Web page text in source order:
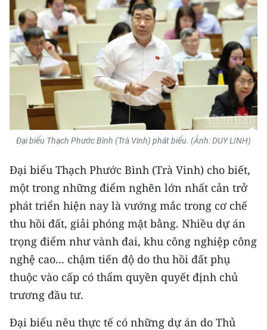
Đại biểu Thạch Phước Bình (Trà Vinh) phát biểu. (Ảnh: DUY LINH)
Đại biểu Thạch Phước Bình (Trà Vinh) cho biết,
một trong những điểm nghẽn lớn nhất cản trở
phát triển hiện nay là vướng mắc trong cơ chế
thu hồi đất, giải phóng mặt bằng. Nhiều dự án
trọng điểm như vành đai, khu công nghiệp công
nghệ cao... chậm tiến độ do thu hồi đất phụ
thuộc vào cấp có thẩm quyền quyết định chủ
trương đầu tư.
Đại biểu nêu thực tế có những dự án do Thủ